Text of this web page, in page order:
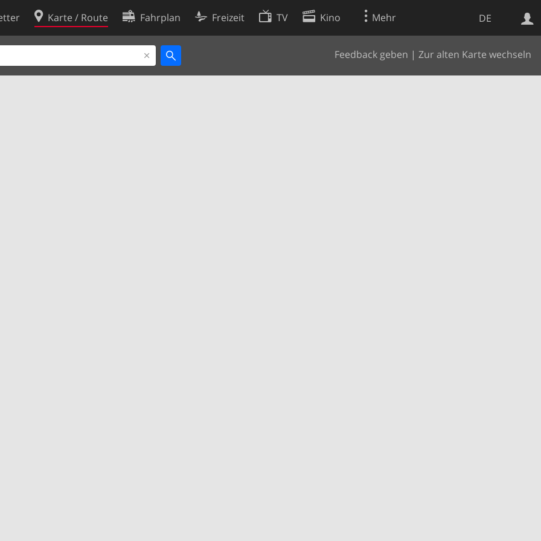
DE
Karte / Route Fahrplan Freizeit TV Kino Mehr
Feedback geben | Zur alten Karte wechseln
Websuche
Cookie-Richtlinie
Cookie-Einstellungen